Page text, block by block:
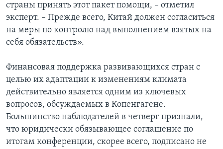
страны принять этот пакет помощи, – отметил
эксперт. – Прежде всего, Китай должен согласиться
на меры по контролю над выполнением взятых на
себя обязательств».
Финансовая поддержка развивающихся стран с
целью их адаптации к изменениям климата
действительно является одним из ключевых
вопросов, обсуждаемых в Копенгагене.
Большинство наблюдателей в четверг признали,
что юридически обязывающее соглашение по
итогам конференции, скорее всего, подписано не